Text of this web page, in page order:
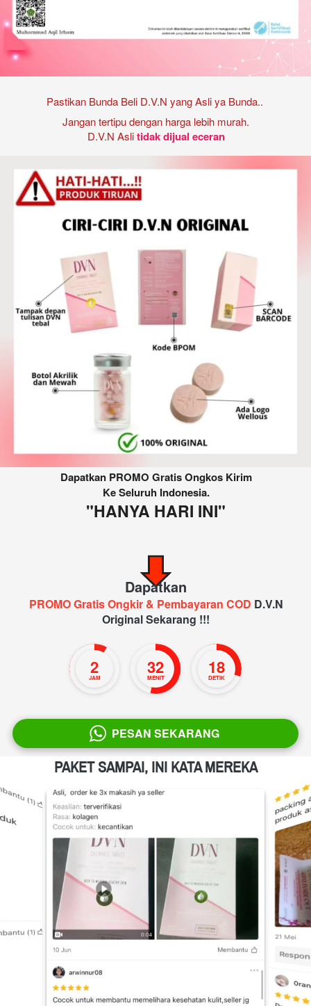
Pastikan Bunda Beli D.V.N yang Asli ya Bunda..
Jangan tertipu dengan harga lebih murah.
D.V.N Asli tidak dijual eceran
Dapatkan PROMO Gratis Ongkos Kirim
Ke Seluruh Indonesia.
"HANYA HARI INI"
Dapatkan
PROMO Gratis Ongkir & Pembayaran COD D.V.N
Original Sekarang !!!
2
JAM 32
MENIT 17
DETIK
` PESAN SEKARANG
PAKET SAMPAI, INI KATA MEREKA